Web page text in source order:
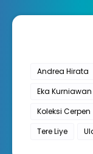
Andrea Hirata
Eka Kurniawan
Koleksi Cerpen
Tere Liye